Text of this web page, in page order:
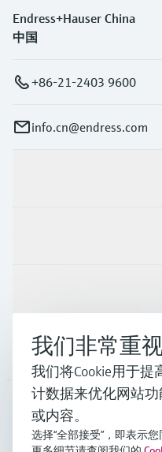
Endress+Hauser China
中国
+86-21-2403 9600
info.cn@endress.com
公司
CHN•中文
我们非常重
我们将Cookie用于
计数据来优化网站
或内容。
选择“全部接受”，即表示您